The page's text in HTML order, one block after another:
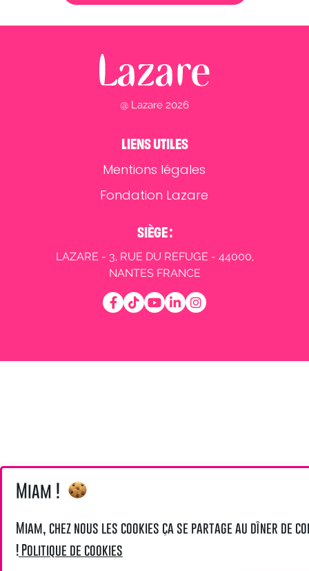
Miam !
Miam, chez nous les cookies ça se partage au dîner de
! Politique de cookies
@ Lazare 2026
LIENS UTILES
Mentions légales
Fondation Lazare
SIÈGE :
LAZARE - 3, RUE DU REFUGE - 44000,
NANTES FRANCE